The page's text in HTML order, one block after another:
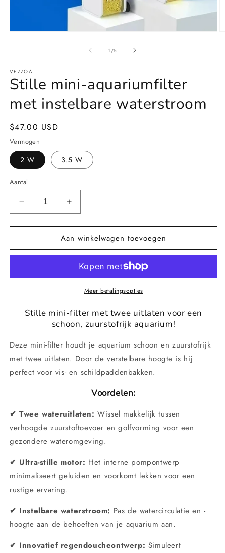
1 /van
5
VEZZOA
Stille mini-aquariumfilter
met instelbare waterstroom
Normale
prijs
$47.00 USD
Vermogen
2 W 3.5 W
Aantal
Aantal
verlagen
voor
mini-
instelbare
Aantal
verhogen
voor
Stille
mini-
met
instelbare
waterstroom
Aan winkelwagen toevoegen
Meer betalingsopties
Stille mini-filter met twee uitlaten voor een
schoon, zuurstofrijk aquarium!
Deze mini-filter houdt je aquarium schoon en zuurstofrijk
met twee uitlaten. Door de verstelbare hoogte is hij
perfect voor vis- en schildpaddenbakken.
Voordelen:
✔ Twee wateruitlaten:Wissel makkelijk tussen
verhoogde zuurstoftoevoer en golfvorming voor een
gezondere wateromgeving.
✔ Ultra-stille motor: Het interne pompontwerp
minimaliseert geluiden en voorkomt lekken voor een
rustige ervaring.
✔ Instelbare waterstroom: Pas de watercirculatie en -
hoogte aan de behoeften van je aquarium aan.
✔ Innovatief regendoucheontwerp: Simuleert